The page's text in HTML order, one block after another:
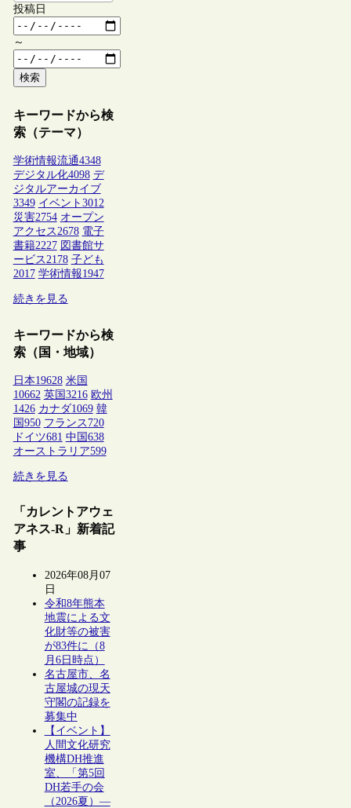
投稿日
～
検索
キーワードから検
索（テーマ）
学術情報流通4348
デジタル化4098 デ
ジタルアーカイブ
3349 イベント 3012
災害2754 オープン
アクセス2678 電子
書籍2227 図書館サ
ービス2178 子ども
2017 学術情報1947
続きを見る
キーワードから検
索（国・地域）
日本19628 米国
10662 英国 3216 欧州
1426 カナダ1069 韓
国 950 フランス 720
ドイツ681 中国 638
オーストラリア599
続きを見る
「カレントアウェ
アネス-R」新着記
事
2026年08月07
日
令和8年熊本
地震による文
化財等の被害
が83件に（8
月6日時点）
名古屋市、名
古屋城の現天
守閣の記録を
募集中
【イベント】
人間文化研究
機構DH推進
室、「第5回
DH若手の会
（2026夏）―